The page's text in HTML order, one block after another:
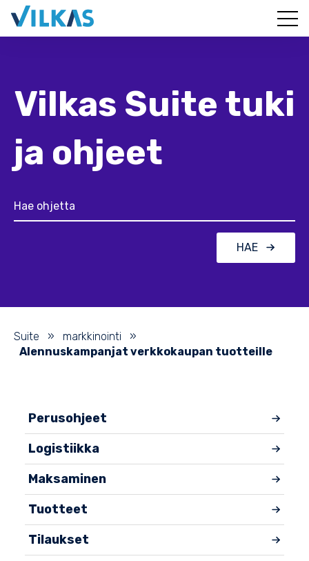
Vilkas Suite tuki
ja ohjeet
HAE
Suite » markkinointi
»
Alennuskampanjat verkkokaupan tuotteille
Perusohjeet
Logistiikka
Maksaminen
Tuotteet
Tilaukset